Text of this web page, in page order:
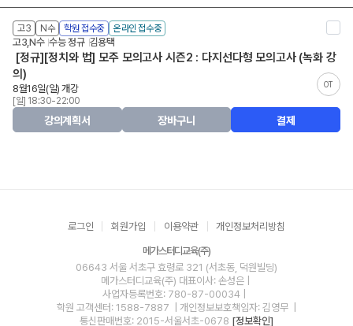
고3 N수 학원 접수중 온라인 접수중
고3,N수 수능 정규 김용택
[정규][정치와 법] 모주 모의고사 시즌2 : 다지선다형 모의고사 (녹화 강
의)
OT
8월16일(일) 개강
[일] 18:30-22:00
강의계획서 장바구니 결제
로그인 회원가입 이용약관 개인정보처리방침
메가스터디교육(주)
06643 서울 서초구 효령로 321 (서초동, 덕원빌딩)
메가스터디교육(주) 대표이사: 손성은 |
사업자등록번호: 780-87-00034
학원 고객센터: 1588-7887
| 개인정보보호책임자: 김영무
통신판매번호: 2015-서울서초-0678 [정보확인]